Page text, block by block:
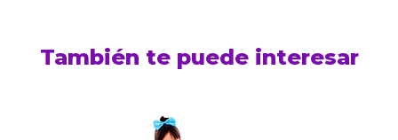
También te puede interesar